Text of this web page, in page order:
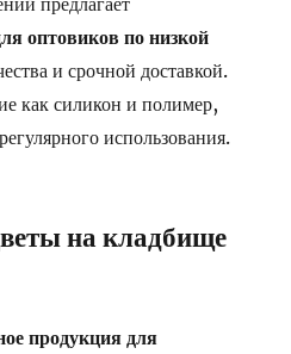
оптовиков по низкой
и срочной доставкой.
как силикон и полимер,
использования.
на кладбище
продукция для